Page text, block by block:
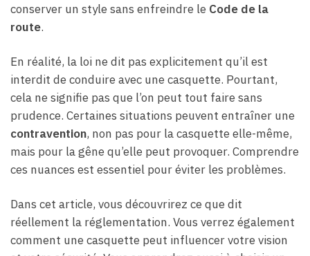
conserver un style sans enfreindre le Code de la
route.
En réalité, la loi ne dit pas explicitement qu’il est
interdit de conduire avec une casquette. Pourtant,
cela ne signifie pas que l’on peut tout faire sans
prudence. Certaines situations peuvent entraîner une
contravention, non pas pour la casquette elle-même,
mais pour la gêne qu’elle peut provoquer. Comprendre
ces nuances est essentiel pour éviter les problèmes.
Dans cet article, vous découvrirez ce que dit
réellement la réglementation. Vous verrez également
comment une casquette peut influencer votre vision